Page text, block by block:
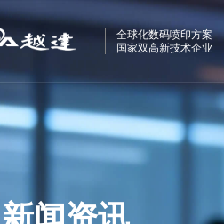
全球化数码喷印方案
国家双高新技术企业